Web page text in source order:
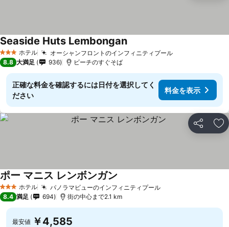
3 ホテルのランク
ホテル オーシャンフロントのインフィニティプール料金を表示
Seaside Huts Lembongan料金を表示
8.8 大満足 936 ビーチのすぐそば
正確な料金を確認するには日付を選択してく
ださい
料金を表示
シェア お
3 ホテルのランク
ホテル パノラマビューのインフィニティプール料金を表示
ポー マニス レンボンガン
8.4 満足 694 街の中心まで2.1 km
最安値 ￥4,585